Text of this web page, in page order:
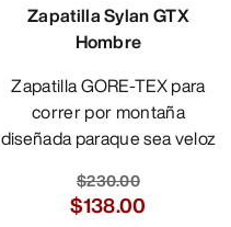
Zapatilla Sylan GTX
Hombre
Zapatilla GORE-TEX para
correr por montaña
diseñada paraque sea veloz
$230.00
$138.00